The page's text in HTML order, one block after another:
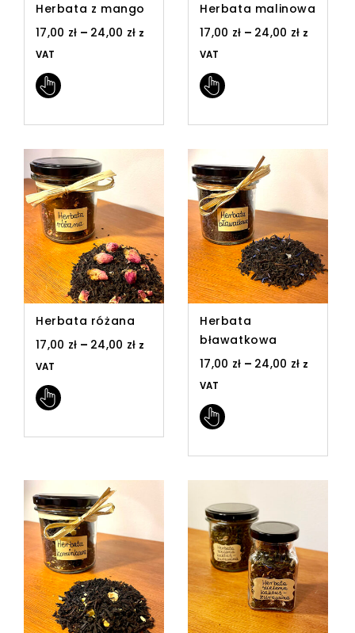
Herbata z mango
17,00 zł – 24,00 zł z
VAT
Herbata malinowa
17,00 zł – 24,00 zł z
VAT
Herbata różana
17,00 zł – 24,00 zł z
VAT
Herbata
bławatkowa
17,00 zł – 24,00 zł z
VAT